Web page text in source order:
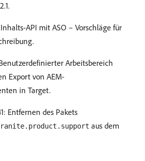
Inhalts-API mit ASO – Vorschläge für
Benutzerdefinierter Arbeitsbereich
Export von AEM-
in Target.
Entfernen des Pakets
aus dem